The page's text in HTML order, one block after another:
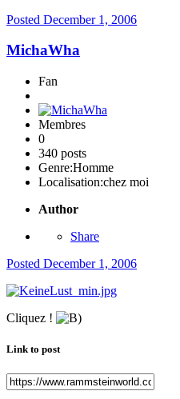
Posted December 1, 2006
MichaWha
Fan
Membres
0
340 posts
Genre:Homme
Localisation:chez moi
Author
Share
Posted December 1, 2006
Cliquez !
Link to post